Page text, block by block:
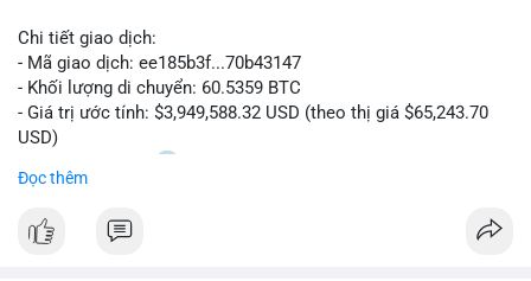
Chi tiết giao dịch:
- Mã giao dịch: ee185b3f...70b43147
- Khối lượng di chuyển: 60.5359 BTC
- Giá trị ước tính: $3,949,588.32 USD (theo thị giá $65,243.70
USD)
- Thời gian: 15:20
Nhận định phân tích:
Khối lượng 60.5 BTC trị giá gần 4 triệu USD được di chuyển
Đọc thêm